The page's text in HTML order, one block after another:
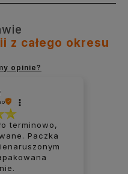
z całego okresu
opinie?
terminowo,
Paczka